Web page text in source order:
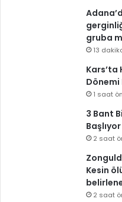
gruba
13
Kars’ta
Dönemi
1 saat
3 Bant
Başlıyor
2 saat
Kesin
2 saat